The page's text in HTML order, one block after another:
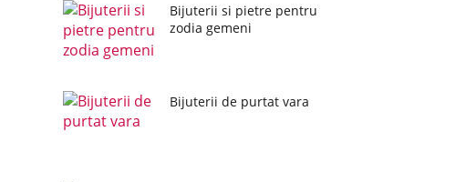
Bijuterii si pietre pentru
zodia gemeni
Bijuterii de purtat vara